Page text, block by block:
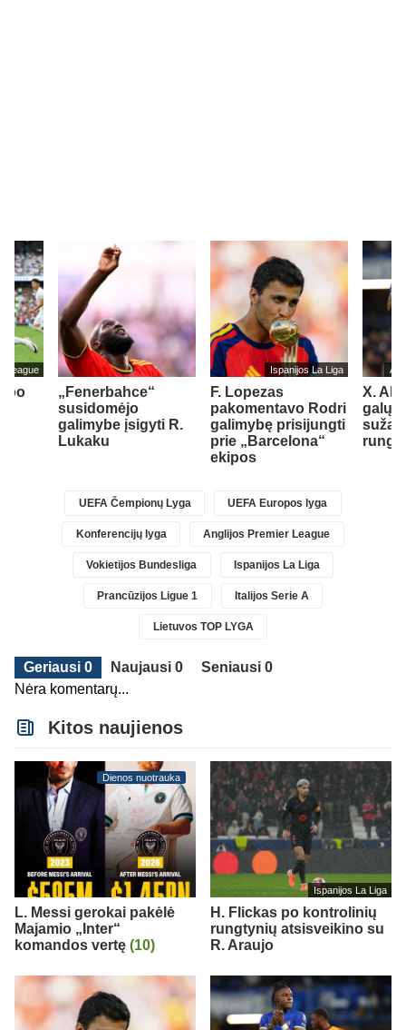
League
po
„Fenerbahce“
susidomėjo
galimybe įsigyti R.
Lukaku
Ispanijos La Liga
F. Lopezas
pakomentavo Rodri
galimybę prisijungti
prie „Barcelona“
ekipos
X.
galų
UEFA Čempionų Lyga UEFA Europos lyga
Konferencijų lyga Anglijos Premier League
Vokietijos Bundesliga Ispanijos La Liga
Prancūzijos Ligue 1 Italijos Serie A
Lietuvos TOP LYGA
Geriausi 0 Naujausi 0
Seniausi 0
Nėra komentarų...
Kitos naujienos
Dienos nuotrauka
L. Messi gerokai pakėlė
Majamio „Inter“
komandos vertę (10)
Ispanijos La Liga
H. Flickas po kontrolinių
rungtynių atsisveikino su
R. Araujo